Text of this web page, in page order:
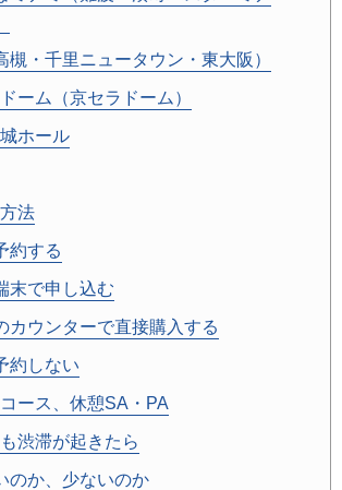
槻・千里ニュータウン・東大阪）
ーム（京セラドーム）
ホール
法
約する
末で申し込む
カウンターで直接購入する
約しない
コース、休憩SA・PA
も渋滞が起きたら
のか、少ないのか